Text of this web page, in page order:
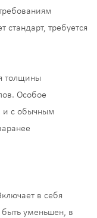
требуется
толщины
Особое
и с обычным
в себя
уменьшен, в